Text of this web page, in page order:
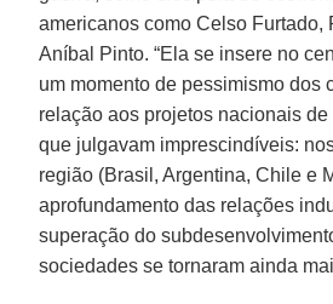
americanos como Celso Furtado,
Aníbal Pinto. “Ela se insere no
um momento de pessimismo dos
relação aos projetos nacionais
que julgavam imprescindíveis:
região (Brasil, Argentina, Chile e
aprofundamento das relações
superação do
sociedades se tornaram ainda